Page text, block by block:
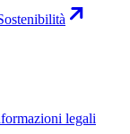
legali